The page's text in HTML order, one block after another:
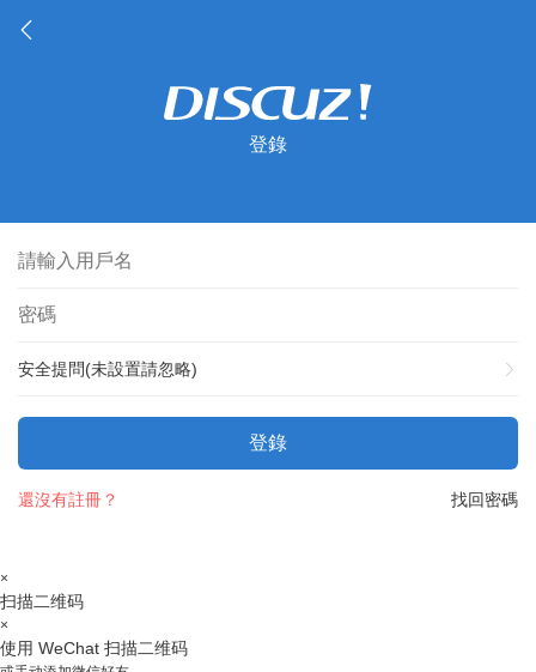
登錄
安全提問(未設置請忽略)
登錄
找回密碼
還沒有註冊？
×
扫描二维码
×
使用 WeChat 扫描二维码